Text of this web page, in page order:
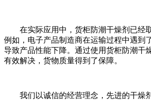
在实际应用中，货柜防潮干燥剂已经取
例如，电子产品制造商在运输过程中遇到
导致产品性能下降。通过使用货柜防潮干
有效解决，货物质量得到了保障。
我们以诚信的经营理念，先进的干燥